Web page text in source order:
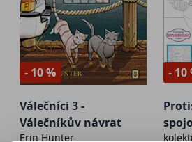
- 10 %
Válečníci 3 -
Válečníkův návrat
Erin Hunter
- 10